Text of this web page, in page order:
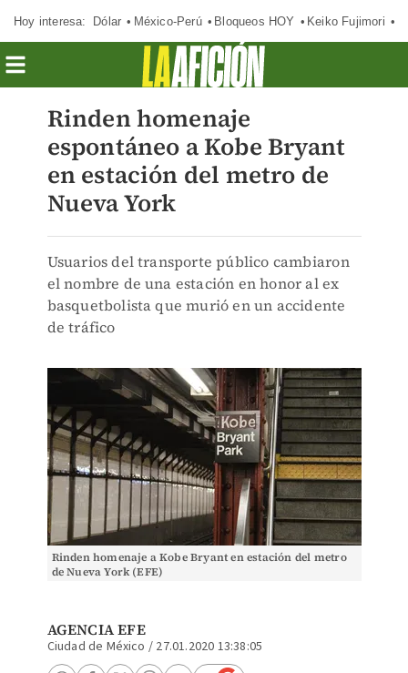
Hoy interesa: Dólar México-Perú Bloqueos HOY Keiko Fujimori
Rinden homenaje
espontáneo a Kobe Bryant
en estación del metro de
Nueva York
Usuarios del transporte público cambiaron
el nombre de una estación en honor al ex
basquetbolista que murió en un accidente
de tráfico
Rinden homenaje a Kobe Bryant en estación del metro
de Nueva York (EFE)
AGENCIA EFE
Ciudad de México / 27.01.2020 13:38:05